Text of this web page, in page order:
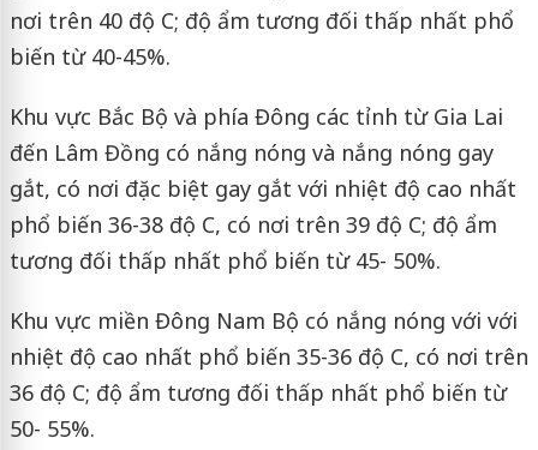
nơi trên 40 độ C; độ ẩm tương đối thấp nhất phổ
biến từ 40-45%.
Khu vực Bắc Bộ và phía Đông các tỉnh từ Gia Lai
đến Lâm Đồng có nắng nóng và nắng nóng gay
gắt, có nơi đặc biệt gay gắt với nhiệt độ cao nhất
phổ biến 36-38 độ C, có nơi trên 39 độ C; độ ẩm
tương đối thấp nhất phổ biến từ 45- 50%.
Khu vực miền Đông Nam Bộ có nắng nóng với với
nhiệt độ cao nhất phổ biến 35-36 độ C, có nơi trên
36 độ C; độ ẩm tương đối thấp nhất phổ biến từ
50- 55%.